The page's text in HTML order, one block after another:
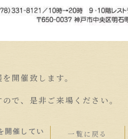
開催致します。
で、是非ご来場ください。
開催してい
一覧に戻る